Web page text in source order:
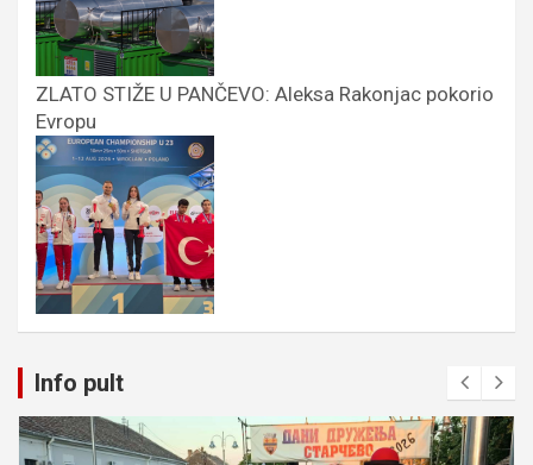
ZLATO STIŽE U PANČEVO: Aleksa Rakonjac pokorio
Evropu
Info pult